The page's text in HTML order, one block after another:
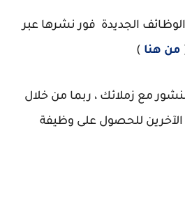
الجديدة فور نشرها عبر
من هنا )
مع زملائك ، ربما من خلال
للحصول على وظيفة